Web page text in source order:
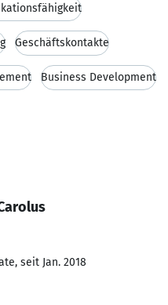
Geschäftskontakte
Business Development
seit Jan. 2018